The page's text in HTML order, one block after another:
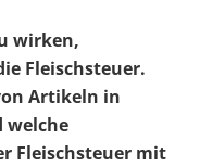
wirken,
Fleischsteuer.
Artikeln in
welche
Fleischsteuer mit